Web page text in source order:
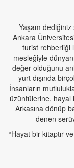
Yaşam dediğiniz
Ankara
turist rehberliği
mesleğiyle
değer olduğunu
yurt dışında
İnsanların
üzüntülerine, hayal
Arkasına dönüp
denen
“Hayat bir kitaptır